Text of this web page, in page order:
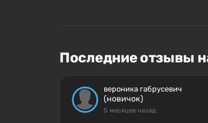
Последние отзывы
вероника габрусевич
(новичок)
5 месяцев назад